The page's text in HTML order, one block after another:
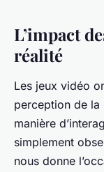
L’impact
réalité
Les jeux vidéo
perception de la
manière
simplement
nous donne